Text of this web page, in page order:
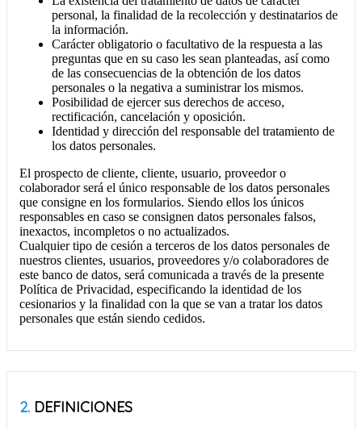
personal, la finalidad de la recolección y destinatarios de
la información.
Carácter obligatorio o facultativo de la respuesta a las
preguntas que en su caso les sean planteadas, así como
de las consecuencias de la obtención de los datos
personales o la negativa a suministrar los mismos.
Posibilidad de ejercer sus derechos de acceso,
rectificación, cancelación y oposición.
Identidad y dirección del responsable del tratamiento de
los datos personales.
El prospecto de cliente, cliente, usuario, proveedor o
colaborador será el único responsable de los datos personales
que consigne en los formularios. Siendo ellos los únicos
responsables en caso se consignen datos personales falsos,
inexactos, incompletos o no actualizados.
Cualquier tipo de cesión a terceros de los datos personales de
nuestros clientes, usuarios, proveedores y/o colaboradores de
este banco de datos, será comunicada a través de la presente
Política de Privacidad, especificando la identidad de los
cesionarios y la finalidad con la que se van a tratar los datos
personales que están siendo cedidos.
2. DEFINICIONES